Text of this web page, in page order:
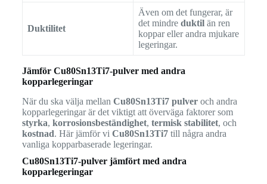
Duktilitet
Även om det fungerar, är
det mindre duktilän ren
koppar eller andra mjukare
legeringar.
Jämför Cu80Sn13Ti7-pulver med andra
kopparlegeringar
När du ska välja mellan Cu80Sn13Ti7 pulveroch andra
kopparlegeringar är det viktigt att överväga faktorer som
styrka, korrosionsbeständighet, termisk stabilitet, och
kostnad. Här jämför vi Cu80Sn13Ti7till några andra
vanliga kopparbaserade legeringar.
Cu80Sn13Ti7-pulver jämfört med andra
kopparlegeringar